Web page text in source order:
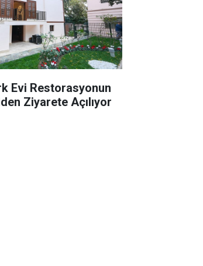
Evi Restorasyonun
Ziyarete Açılıyor